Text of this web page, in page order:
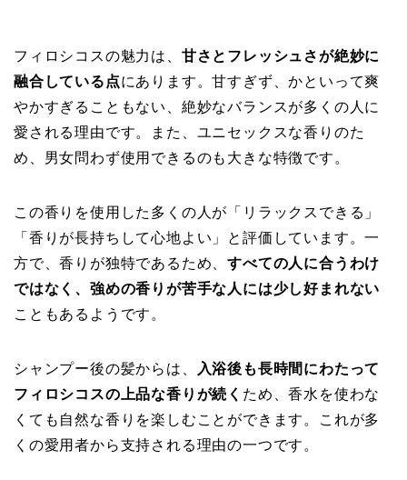
フィロシコスの魅力は、 甘さとフレッシュさが絶妙に
融合している点にあります。甘すぎず、かといって爽
やかすぎることもない、絶妙なバランスが多くの人に
愛される理由です。また、ユニセックスな香りのた
め、男女問わず使用できるのも大きな特徴です。
この香りを使用した多くの人が「リラックスできる」
「香りが長持ちして心地よい」と評価しています。一
方で、香りが独特であるため、すべての人に合うわけ
ではなく、強めの香りが苦手な人には少し好まれない
こともあるようです。
シャンプー後の髪からは、
入浴後も長時間にわたって
フィロシコスの上品な香りが続く ため、香水を使わな
くても自然な香りを楽しむことができます。これが多
くの愛用者から支持される理由の一つです。